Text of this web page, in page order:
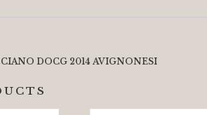
DOCG 2014 AVIGNONESI